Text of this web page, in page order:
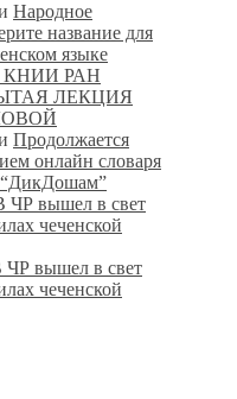
Народное
название для
языке
КНИИ РАН
ЛЕКЦИЯ
Продолжается
онлайн словаря
“ДикДошам”
ЧР вышел в свет
чеченской
ЧР вышел в свет
чеченской